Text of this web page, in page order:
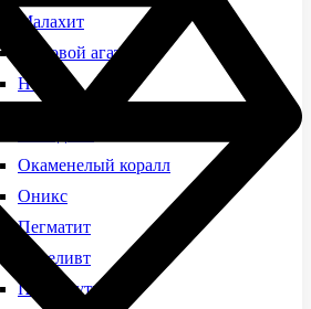
Малахит
Моховой агат
Нефрит
Окаменелый коралл
Оникс
Пегматит
Переливт
Перламутр